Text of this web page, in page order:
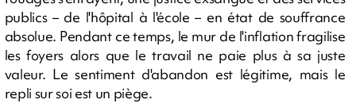
publics – de l'hôpital à l'école – en état de souffrance
absolue. Pendant ce temps, le mur de l'inflation fragilise
les foyers alors que le travail ne paie plus à sa juste
valeur. Le sentiment d'abandon est légitime, mais le
repli sur soi est un piège.